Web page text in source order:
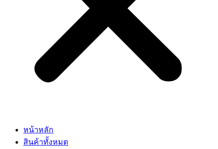
หน้าหลัก
สินค้าทั้งหมด